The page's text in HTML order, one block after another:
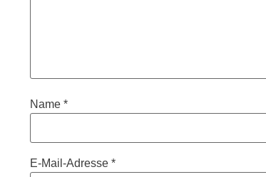
Name *
E-Mail-Adresse *